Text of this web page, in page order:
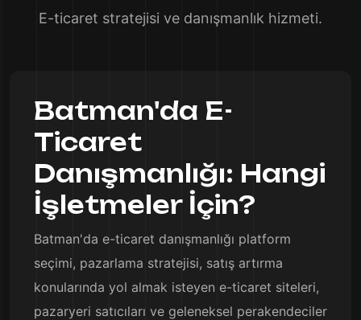
E-ticaret stratejisi ve danışmanlık hizmeti.
Batman'da E-
Ticaret
Danışmanlığı: Hangi
İşletmeler İçin?
Batman'da e-ticaret danışmanlığı platform
seçimi, pazarlama stratejisi, satış artırma
konularında yol almak isteyen e-ticaret siteleri,
pazaryeri satıcıları ve geleneksel perakendeciler